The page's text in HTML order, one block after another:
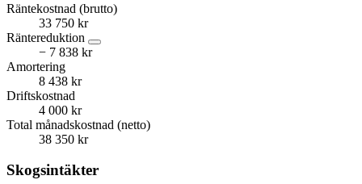
Räntekostnad (brutto)
33 750 kr
Räntereduktion
− 7 838 kr
Amortering
8 438 kr
Driftskostnad
4 000 kr
Total månadskostnad (netto)
38 350 kr
Skogsintäkter